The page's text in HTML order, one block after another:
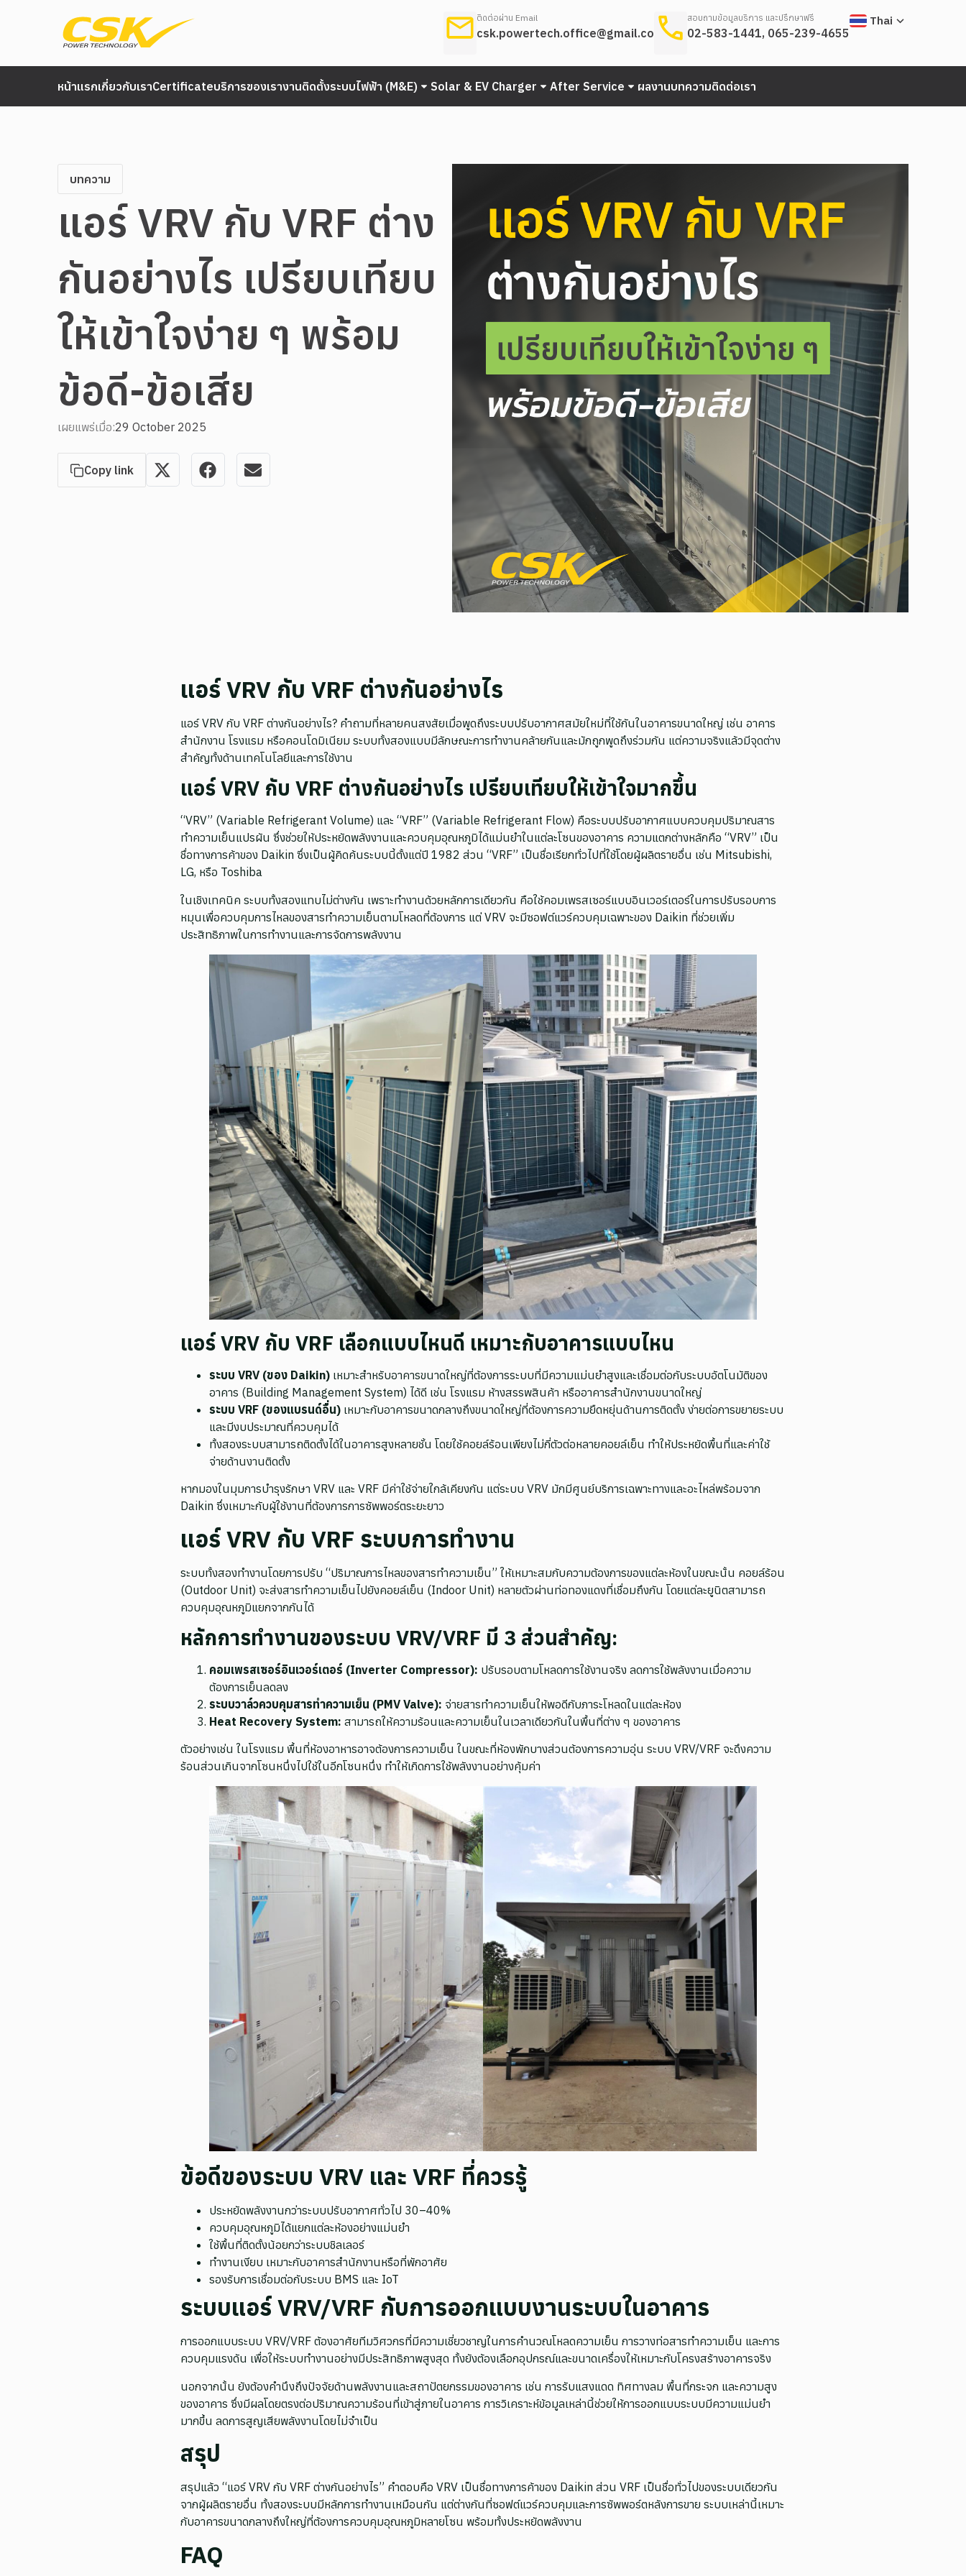
ติดต่อผ่าน Email
csk.powertech.office@gmail.com
สอบถามข้อมูลบริการ และปรึกษาฟรี
02-583-1441, 065-239-4655
Thai
หน้าแรกเกี่ยวกับเราCertificateบริการของเรางานติดตั้งระบบไฟฟ้า (M&E) Solar & EV Charger After Service ผลงานบทความติดต่อเรา
บทความ
แอร์ VRV กับ VRF ต่าง
กันอย่างไร เปรียบเทียบ
ให้เข้าใจง่าย ๆ พร้อม
ข้อดี-ข้อเสีย
เผยแพร่เมื่อ:29 October 2025
Copy link
แอร์ VRV กับ VRF ต่างกันอย่างไร
แอร์ VRV กับ VRF ต่างกันอย่างไร? คำถามที่หลายคนสงสัยเมื่อพูดถึงระบบปรับอากาศสมัยใหม่ที่ใช้กันในอาคารขนาดใหญ่ เช่น อาคาร
สำนักงาน โรงแรม หรือคอนโดมิเนียม ระบบทั้งสองแบบมีลักษณะการทำงานคล้ายกันและมักถูกพูดถึงร่วมกัน แต่ความจริงแล้วมีจุดต่าง
สำคัญทั้งด้านเทคโนโลยีและการใช้งาน
แอร์ VRV กับ VRF ต่างกันอย่างไร เปรียบเทียบให้เข้าใจมากขึ้น
“VRV” (Variable Refrigerant Volume) และ “VRF” (Variable Refrigerant Flow) คือระบบปรับอากาศแบบควบคุมปริมาณสาร
ทำความเย็นแปรผัน ซึ่งช่วยให้ประหยัดพลังงานและควบคุมอุณหภูมิได้แม่นยำในแต่ละโซนของอาคาร ความแตกต่างหลักคือ “VRV” เป็น
ชื่อทางการค้าของ Daikin ซึ่งเป็นผู้คิดค้นระบบนี้ตั้งแต่ปี 1982 ส่วน “VRF” เป็นชื่อเรียกทั่วไปที่ใช้โดยผู้ผลิตรายอื่น เช่น Mitsubishi,
LG, หรือ Toshiba
ในเชิงเทคนิค ระบบทั้งสองแทบไม่ต่างกัน เพราะทำงานด้วยหลักการเดียวกัน คือใช้คอมเพรสเซอร์แบบอินเวอร์เตอร์ในการปรับรอบการ
หมุนเพื่อควบคุมการไหลของสารทำความเย็นตามโหลดที่ต้องการ แต่ VRV จะมีซอฟต์แวร์ควบคุมเฉพาะของ Daikin ที่ช่วยเพิ่ม
ประสิทธิภาพในการทำงานและการจัดการพลังงาน
แอร์ VRV กับ VRF เลือกแบบไหนดี เหมาะกับอาคารแบบไหน
ระบบ VRV (ของ Daikin) เหมาะสำหรับอาคารขนาดใหญ่ที่ต้องการระบบที่มีความแม่นยำสูงและเชื่อมต่อกับระบบอัตโนมัติของ
อาคาร (Building Management System) ได้ดี เช่น โรงแรม ห้างสรรพสินค้า หรืออาคารสำนักงานขนาดใหญ่
ระบบ VRF (ของแบรนด์อื่น) เหมาะกับอาคารขนาดกลางถึงขนาดใหญ่ที่ต้องการความยืดหยุ่นด้านการติดตั้ง ง่ายต่อการขยายระบบ
และมีงบประมาณที่ควบคุมได้
ทั้งสองระบบสามารถติดตั้งได้ในอาคารสูงหลายชั้น โดยใช้คอยล์ร้อนเพียงไม่กี่ตัวต่อหลายคอยล์เย็น ทำให้ประหยัดพื้นที่และค่าใช้
จ่ายด้านงานติดตั้ง
หากมองในมุมการบำรุงรักษา VRV และ VRF มีค่าใช้จ่ายใกล้เคียงกัน แต่ระบบ VRV มักมีศูนย์บริการเฉพาะทางและอะไหล่พร้อมจาก
Daikin ซึ่งเหมาะกับผู้ใช้งานที่ต้องการการซัพพอร์ตระยะยาว
แอร์ VRV กับ VRF ระบบการทำงาน
ระบบทั้งสองทำงานโดยการปรับ “ปริมาณการไหลของสารทำความเย็น” ให้เหมาะสมกับความต้องการของแต่ละห้องในขณะนั้น คอยล์ร้อน
(Outdoor Unit) จะส่งสารทำความเย็นไปยังคอยล์เย็น (Indoor Unit) หลายตัวผ่านท่อทองแดงที่เชื่อมถึงกัน โดยแต่ละยูนิตสามารถ
ควบคุมอุณหภูมิแยกจากกันได้
หลักการทำงานของระบบ VRV/VRF มี 3 ส่วนสำคัญ:
คอมเพรสเซอร์อินเวอร์เตอร์ (Inverter Compressor): ปรับรอบตามโหลดการใช้งานจริง ลดการใช้พลังงานเมื่อความ
ต้องการเย็นลดลง
ระบบวาล์วควบคุมสารทำความเย็น (PMV Valve): จ่ายสารทำความเย็นให้พอดีกับภาระโหลดในแต่ละห้อง
Heat Recovery System: สามารถให้ความร้อนและความเย็นในเวลาเดียวกันในพื้นที่ต่าง ๆ ของอาคาร
ตัวอย่างเช่น ในโรงแรม พื้นที่ห้องอาหารอาจต้องการความเย็น ในขณะที่ห้องพักบางส่วนต้องการความอุ่น ระบบ VRV/VRF จะดึงความ
ร้อนส่วนเกินจากโซนหนึ่งไปใช้ในอีกโซนหนึ่ง ทำให้เกิดการใช้พลังงานอย่างคุ้มค่า
ข้อดีของระบบ VRV และ VRF ที่ควรรู้
ประหยัดพลังงานกว่าระบบปรับอากาศทั่วไป 30–40%
ควบคุมอุณหภูมิได้แยกแต่ละห้องอย่างแม่นยำ
ใช้พื้นที่ติดตั้งน้อยกว่าระบบชิลเลอร์
ทำงานเงียบ เหมาะกับอาคารสำนักงานหรือที่พักอาศัย
รองรับการเชื่อมต่อกับระบบ BMS และ IoT
ระบบแอร์ VRV/VRF กับการออกแบบงานระบบในอาคาร
การออกแบบระบบ VRV/VRF ต้องอาศัยทีมวิศวกรที่มีความเชี่ยวชาญในการคำนวณโหลดความเย็น การวางท่อสารทำความเย็น และการ
ควบคุมแรงดัน เพื่อให้ระบบทำงานอย่างมีประสิทธิภาพสูงสุด ทั้งยังต้องเลือกอุปกรณ์และขนาดเครื่องให้เหมาะกับโครงสร้างอาคารจริง
นอกจากนั้น ยังต้องคำนึงถึงปัจจัยด้านพลังงานและสถาปัตยกรรมของอาคาร เช่น การรับแสงแดด ทิศทางลม พื้นที่กระจก และความสูง
ของอาคาร ซึ่งมีผลโดยตรงต่อปริมาณความร้อนที่เข้าสู่ภายในอาคาร การวิเคราะห์ข้อมูลเหล่านี้ช่วยให้การออกแบบระบบมีความแม่นยำ
มากขึ้น ลดการสูญเสียพลังงานโดยไม่จำเป็น
สรุป
สรุปแล้ว “แอร์ VRV กับ VRF ต่างกันอย่างไร” คำตอบคือ VRV เป็นชื่อทางการค้าของ Daikin ส่วน VRF เป็นชื่อทั่วไปของระบบเดียวกัน
จากผู้ผลิตรายอื่น ทั้งสองระบบมีหลักการทำงานเหมือนกัน แต่ต่างกันที่ซอฟต์แวร์ควบคุมและการซัพพอร์ตหลังการขาย ระบบเหล่านี้เหมาะ
กับอาคารขนาดกลางถึงใหญ่ที่ต้องการควบคุมอุณหภูมิหลายโซน พร้อมทั้งประหยัดพลังงาน
FAQ